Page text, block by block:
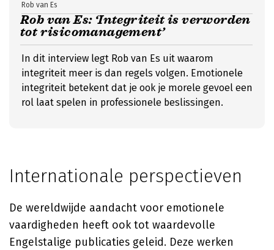
Rob van Es: ‘Integriteit is verworden
tot risicomanagement’
Rob van Es
In dit interview legt Rob van Es uit waarom
integriteit meer is dan regels volgen. Emotionele
integriteit betekent dat je ook je morele gevoel een
rol laat spelen in professionele beslissingen.
Internationale perspectieven
De wereldwijde aandacht voor emotionele
vaardigheden heeft ook tot waardevolle
Engelstalige publicaties geleid. Deze werken